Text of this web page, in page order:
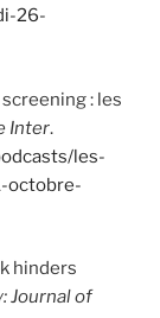
26-
: les
Inter.
les-
octobre-
hinders
Journal of